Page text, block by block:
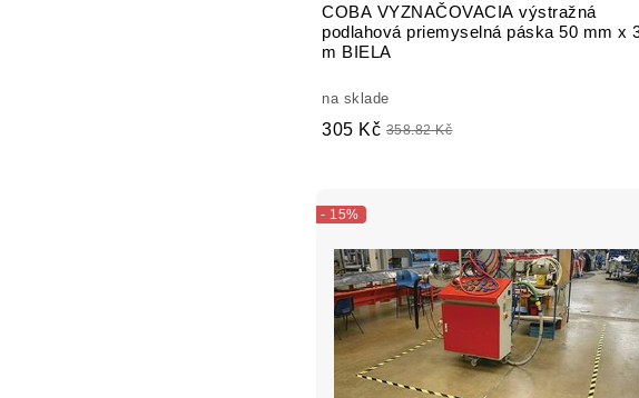
COBA VYZNAČOVACIA výstražná
podlahová priemyselná páska 50 mm x
m BIELA
na sklade
305 Kč 358.82 Kč
- 15%